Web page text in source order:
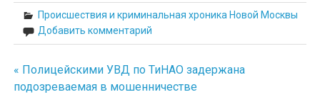
Происшествия и криминальная хроника Новой Москвы
Добавить комментарий
Навигация
« Полицейскими УВД по ТиНАО задержана
подозреваемая в мошенничестве